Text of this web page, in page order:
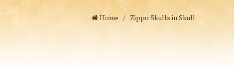
Home / Zippo Skulls in Skull